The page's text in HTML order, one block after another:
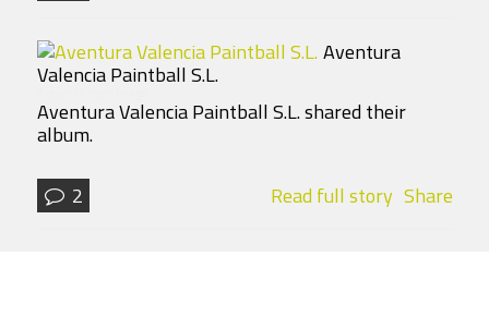
Aventura
Valencia Paintball S.L.
Aventura Valencia Paintball S.L. shared their
album.
2 Read full story Share